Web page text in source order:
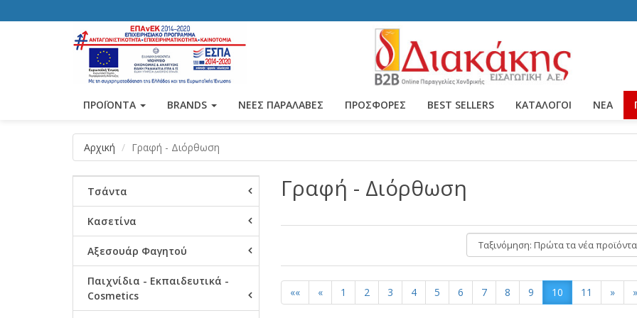
ΠΡΟΪΟΝΤΑ BRANDS ΝΕΕΣ ΠΑΡΑΛΑΒΕΣ ΠΡΟΣΦΟΡΕΣ BEST SELLERS ΚΑΤΆΛΟΓΟΙ ΝΈΑ
Αρχική Γραφή - Διόρθωση
Τσάντα
Κασετίνα
Αξεσουάρ Φαγητού
Παιχνίδια - Εκπαιδευτικά -
Cosmetics
Γραφή - Διόρθωση
Ταξινόμηση:
«« « 1 2 3 4 5 6 7 8 9 10 11 »